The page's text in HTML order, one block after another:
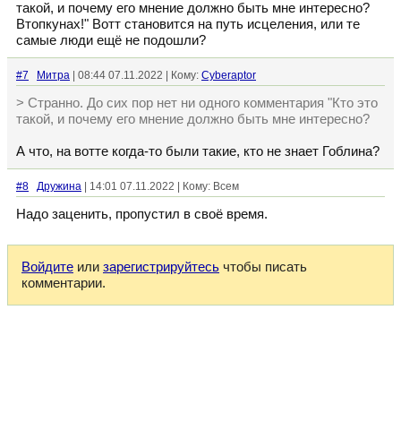
такой, и почему его мнение должно быть мне интересно?
Втопкунах!" Вотт становится на путь исцеления, или те
самые люди ещё не подошли?
#7 Митра | 08:44 07.11.2022 | Кому: Cyberaptor
> Странно. До сих пор нет ни одного комментария "Кто это
такой, и почему его мнение должно быть мне интересно?
А что, на вотте когда-то были такие, кто не знает Гоблина?
#8 Дружина | 14:01 07.11.2022 | Кому: Всем
Надо заценить, пропустил в своё время.
Войдите или зарегистрируйтесь чтобы писать
комментарии.